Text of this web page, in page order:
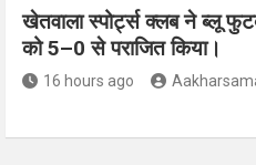
खेतवाला स्पोर्ट्स क्लब ने ब्लू
को 5–0 से पराजित किया।
16 hours ago